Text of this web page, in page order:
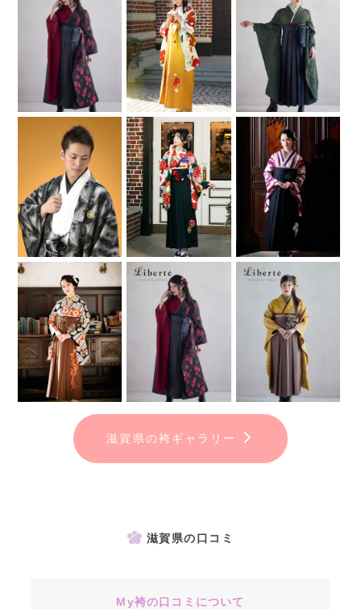
滋賀県の袴ギャラリー
滋賀県の口コミ
My袴の口コミについて